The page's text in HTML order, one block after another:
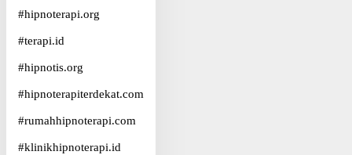
#hipnoterapi.org
#terapi.id
#hipnotis.org
#hipnoterapiterdekat.com
#rumahhipnoterapi.com
#klinikhipnoterapi.id